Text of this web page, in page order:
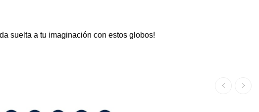
suelta a tu imaginación con estos globos!